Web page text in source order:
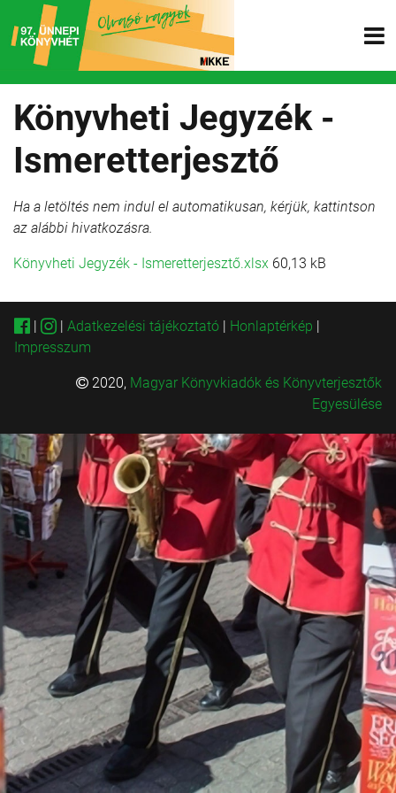
Könyvheti Jegyzék -
Ismeretterjesztő
Ha a letöltés nem indul el automatikusan, kérjük, kattintson
az alábbi hivatkozásra.
Könyvheti Jegyzék - Ismeretterjesztő.xlsx 60,13 kB
| | Adatkezelési tájékoztató | Honlaptérkép |
Impresszum
2020, Magyar Könyvkiadók és Könyvterjesztők
Egyesülése